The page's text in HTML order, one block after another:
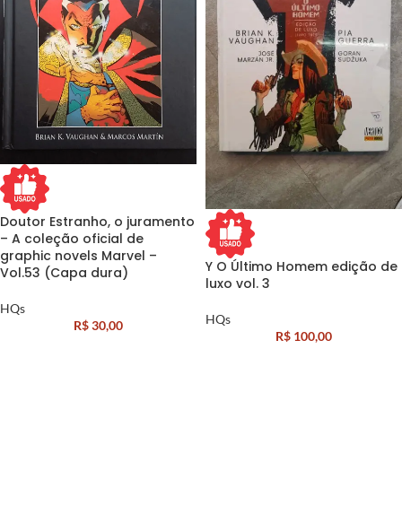
Doutor Estranho, o juramento
– A coleção oficial de
graphic novels Marvel –
Vol.53 (Capa dura)
HQs
R$30,00
Y O Último Homem edição de
luxo vol. 3
HQs
R$ 100,00